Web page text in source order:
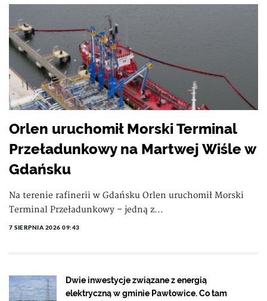
Orlen uruchomił Morski Terminal
Przeładunkowy na Martwej Wiśle w
Gdańsku
Na terenie rafinerii w Gdańsku Orlen uruchomił Morski
Terminal Przeładunkowy – jedną z...
7 SIERPNIA 2026 09:43
Dwie inwestycje związane z energią
elektryczną w gminie Pawłowice. Co tam